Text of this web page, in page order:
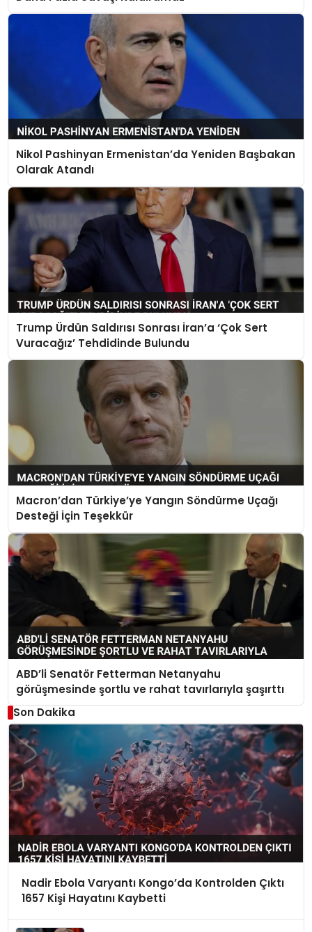
Nikol Pashinyan Ermenistan’da Yeniden Başbakan
Olarak Atandı
Trump Ürdün Saldırısı Sonrası İran’a ‘Çok Sert
Vuracağız’ Tehdidinde Bulundu
Macron’dan Türkiye’ye Yangın Söndürme Uçağı
Desteği İçin Teşekkür
ABD’li Senatör Fetterman Netanyahu
görüşmesinde şortlu ve rahat tavırlarıyla şaşırttı
Son Dakika
Nadir Ebola Varyantı Kongo’da Kontrolden Çıktı
1657 Kişi Hayatını Kaybetti